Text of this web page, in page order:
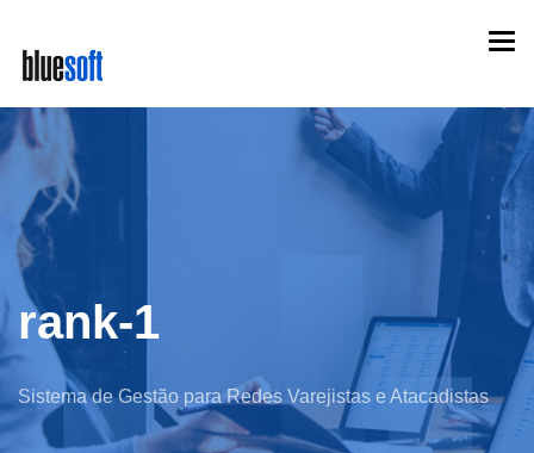
main
content
rank-1
Sistema de Gestão para Redes Varejistas e Atacadistas